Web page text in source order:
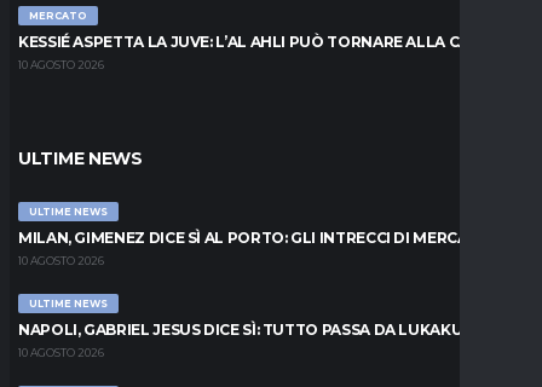
MERCATO
KESSIÉ ASPETTA LA JUVE: L’AL AHLI PUÒ TORNARE ALLA CARICA
10 AGOSTO 2026
ULTIME NEWS
ULTIME NEWS
MILAN, GIMENEZ DICE SÌ AL PORTO: GLI INTRECCI DI MERCATO
10 AGOSTO 2026
ULTIME NEWS
NAPOLI, GABRIEL JESUS DICE SÌ: TUTTO PASSA DA LUKAKU
10 AGOSTO 2026